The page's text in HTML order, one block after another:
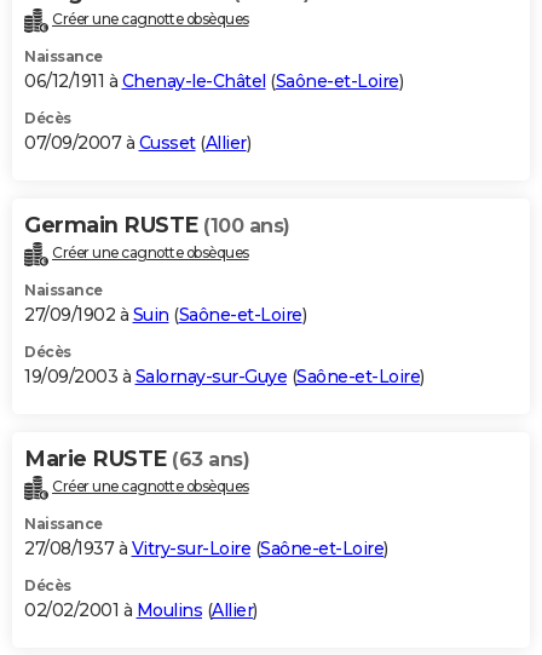
Créer une cagnotte obsèques
Naissance
06/12/1911 à Chenay-le-Châtel (Saône-et-Loire)
Décès
07/09/2007 à Cusset(Allier)
Germain RUSTE (100 ans)
Créer une cagnotte obsèques
Naissance
27/09/1902 à Suin (Saône-et-Loire)
Décès
19/09/2003 à Salornay-sur-Guye (Saône-et-Loire)
Marie RUSTE (63 ans)
Créer une cagnotte obsèques
Naissance
27/08/1937 à Vitry-sur-Loire (Saône-et-Loire)
Décès
02/02/2001 à Moulins (Allier)